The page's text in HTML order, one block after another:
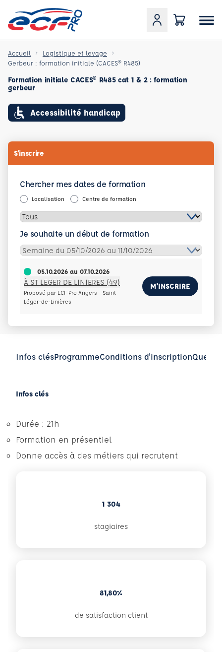
Accueil
Logistique et levage
Gerbeur : formation initiale (CACES® R485)
Formation initiale CACES® R485 cat 1 & 2 : formation
gerbeur
Accessibilité handicap
S'inscrire
Chercher mes dates de formation
Localisation Centre de formation
Je souhaite un début de formation
05.10.2026 au 07.10.2026
À ST LEGER DE LINIERES (49)
Proposé par ECF Pro Angers - Saint-
Léger-de-Linières
M'INSCRIRE
Infos clésProgrammeConditions d'inscription
Infos clés
Durée : 21h
Formation en présentiel
Donne accès à des métiers qui recrutent
1 304
stagiaires
81,80%
de satisfaction client